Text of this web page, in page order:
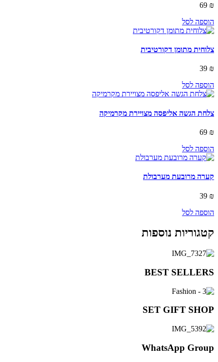
69 ₪
הוספה לסל
צלוחית מתומן דקורטיבית
39 ₪
הוספה לסל
צלחת הגשה אליפסה מצויירת מקרמיקה
69 ₪
הוספה לסל
קערה מרובעת מערבולת
39 ₪
הוספה לסל
קטגוריות נוספות
BEST SELLERS
SET GIFT SHOP
WhatsApp Group